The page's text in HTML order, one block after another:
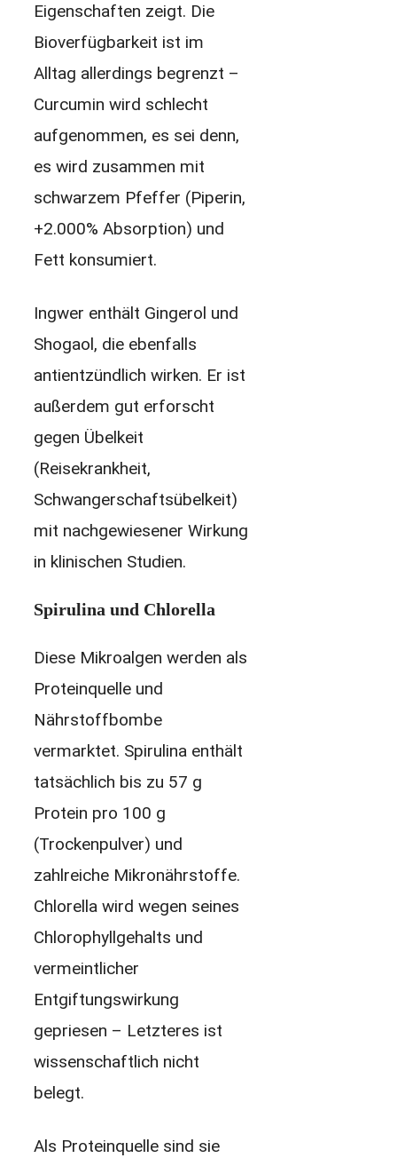
Eigenschaften zeigt. Die
Bioverfügbarkeit ist im
Alltag allerdings begrenzt –
Curcumin wird schlecht
aufgenommen, es sei denn,
es wird zusammen mit
schwarzem Pfeffer (Piperin,
+2.000% Absorption) und
Fett konsumiert.
Ingwer enthält Gingerol und
Shogaol, die ebenfalls
antientzündlich wirken. Er ist
außerdem gut erforscht
gegen Übelkeit
(Reisekrankheit,
Schwangerschaftsübelkeit)
mit nachgewiesener Wirkung
in klinischen Studien.
Spirulina und Chlorella
Diese Mikroalgen werden als
Proteinquelle und
Nährstoffbombe
vermarktet. Spirulina enthält
tatsächlich bis zu 57 g
Protein pro 100 g
(Trockenpulver) und
zahlreiche Mikronährstoffe.
Chlorella wird wegen seines
Chlorophyllgehalts und
vermeintlicher
Entgiftungswirkung
gepriesen – Letzteres ist
wissenschaftlich nicht
belegt.
Als Proteinquelle sind sie